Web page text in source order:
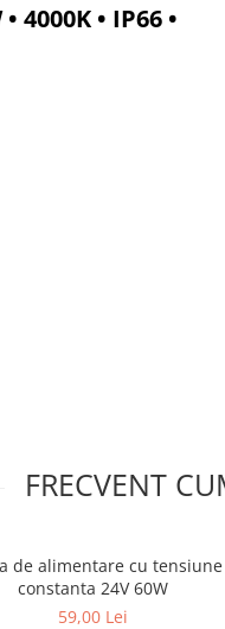
4000K • IP66 •
flexibila populată de
uri SMD) și alte
din spate.
FRECVENT
de alimentare cu tensiune
constanta 24V 60W
59,00 Lei